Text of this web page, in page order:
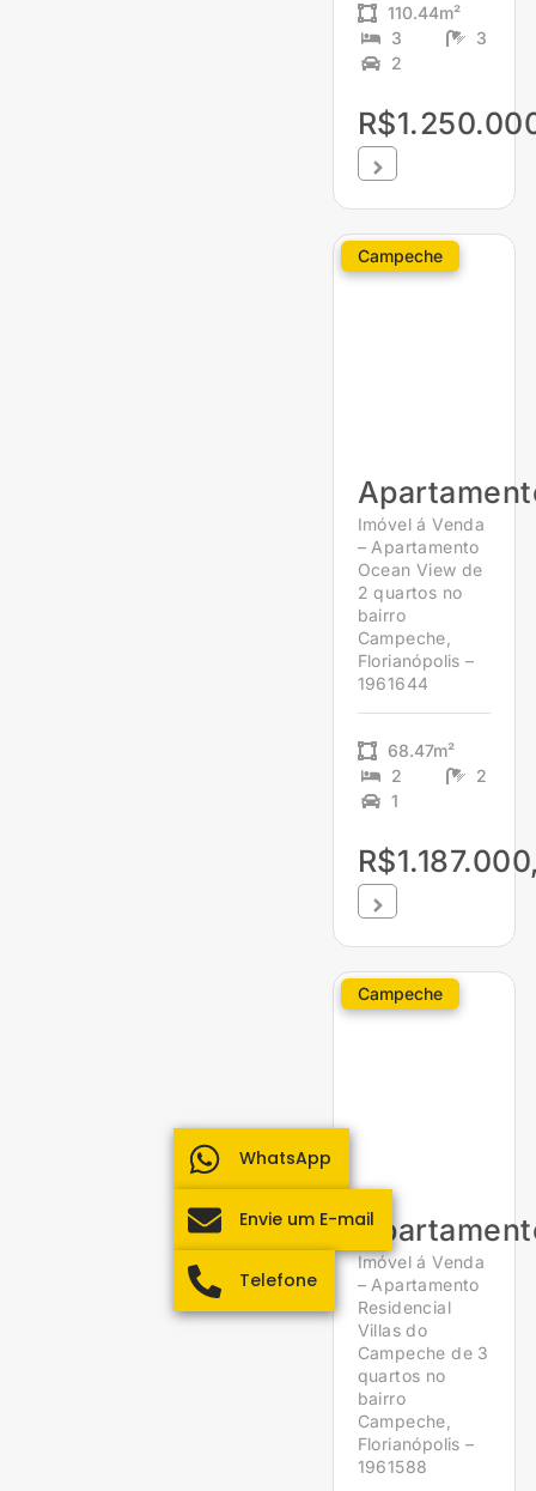
110.44m²
3
3
2
Campeche
Imóvel á Venda
– Apartamento
Ocean View de
2 quartos no
bairro
Campeche,
Florianópolis –
1961644
68.47m²
2
2
1
Campeche
Imóvel á Venda
– Apartamento
Residencial
Villas do
Campeche de 3
quartos no
bairro
Campeche,
Florianópolis –
1961588
WhatsApp
Envie um E-mail
Telefone